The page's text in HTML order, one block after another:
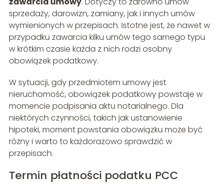
sprzedaży, darowizn, zamiany, jak i innych umów
wymienionych w przepisach. Istotne jest, że nawet w
przypadku zawarcia kilku umów tego samego typu
w krótkim czasie każda z nich rodzi osobny
obowiązek podatkowy.
W sytuacji, gdy przedmiotem umowy jest
nieruchomość, obowiązek podatkowy powstaje w
momencie podpisania aktu notarialnego. Dla
niektórych czynności, takich jak ustanowienie
hipoteki, moment powstania obowiązku może być
różny i warto to każdorazowo sprawdzić w
przepisach.
Termin płatności podatku PCC